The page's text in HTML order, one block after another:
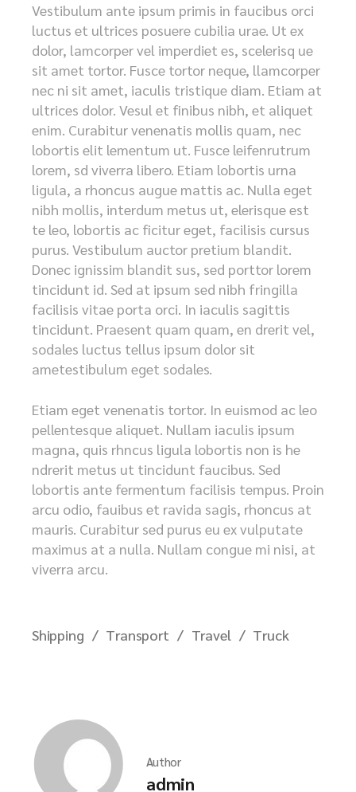
Vestibulum ante ipsum primis in faucibus orci
luctus et ultrices posuere cubilia urae. Ut ex
dolor, lamcorper vel imperdiet es, scelerisq ue
sit amet tortor. Fusce tortor neque, llamcorper
nec ni sit amet, iaculis tristique diam. Etiam at
ultrices dolor. Vesul et finibus nibh, et aliquet
enim. Curabitur venenatis mollis quam, nec
lobortis elit lementum ut. Fusce leifenrutrum
lorem, sd viverra libero. Etiam lobortis urna
ligula, a rhoncus augue mattis ac. Nulla eget
nibh mollis, interdum metus ut, elerisque est
te leo, lobortis ac ficitur eget, facilisis cursus
purus. Vestibulum auctor pretium blandit.
Donec ignissim blandit sus, sed porttor lorem
tincidunt id. Sed at ipsum sed nibh fringilla
facilisis vitae porta orci. In iaculis sagittis
tincidunt. Praesent quam quam, en drerit vel,
sodales luctus tellus ipsum dolor sit
ametestibulum eget sodales.
Etiam eget venenatis tortor. In euismod ac leo
pellentesque aliquet. Nullam iaculis ipsum
magna, quis rhncus ligula lobortis non is he
ndrerit metus ut tincidunt faucibus. Sed
lobortis ante fermentum facilisis tempus. Proin
arcu odio, fauibus et ravida sagis, rhoncus at
mauris. Curabitur sed purus eu ex vulputate
maximus at a nulla. Nullam congue mi nisi, at
viverra arcu.
Shipping Transport Travel Truck
Author
admin